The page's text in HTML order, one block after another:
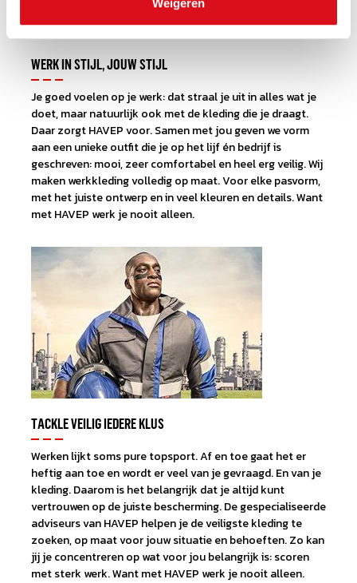
Weigeren
WERK IN STIJL, JOUW STIJL
Je goed voelen op je werk: dat straal je uit in alles wat je
doet, maar natuurlijk ook met de kleding die je draagt.
Daar zorgt HAVEP voor. Samen met jou geven we vorm
aan een unieke outfit die je op het lijf én bedrijf is
geschreven: mooi, zeer comfortabel en heel erg veilig. Wij
maken werkkleding volledig op maat. Voor elke pasvorm,
met het juiste ontwerp en in veel kleuren en details. Want
met HAVEP werk je nooit alleen.
TACKLE VEILIG IEDERE KLUS
Werken lijkt soms pure topsport. Af en toe gaat het er
heftig aan toe en wordt er veel van je gevraagd. En van je
kleding. Daarom is het belangrijk dat je altijd kunt
vertrouwen op de juiste bescherming. De gespecialiseerde
adviseurs van HAVEP helpen je de veiligste kleding te
zoeken, op maat voor jouw situatie en behoeften. Zo kan
jij je concentreren op wat voor jou belangrijk is: scoren
met sterk werk. Want met HAVEP werk je nooit alleen.